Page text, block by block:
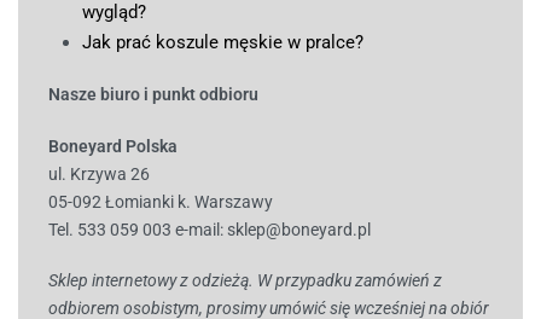
wygląd?
Jak prać koszule męskie w pralce?
Nasze biuro i punkt odbioru
Boneyard Polska
ul. Krzywa 26
05-092 Łomianki k. Warszawy
Tel. 533 059 003 e-mail: sklep@boneyard.pl
Sklep internetowy z odzieżą. W przypadku zamówień z
odbiorem osobistym, prosimy umówić się wcześniej na obiór